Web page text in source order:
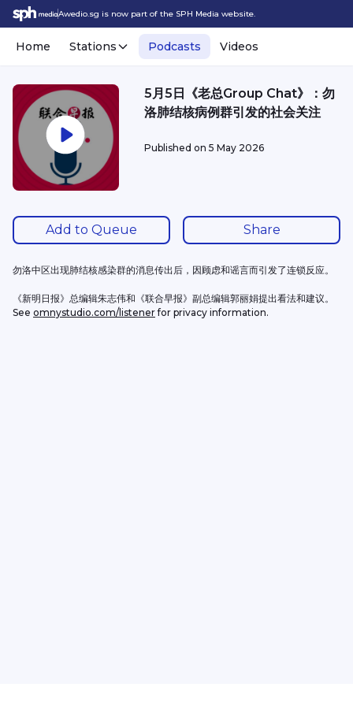
Awedio.sg is now part of the SPH Media website.
Home Stations Podcasts Videos
5月5日《老总Group Chat》：勿
洛肺结核病例群引发的社会关注
Published on 5 May 2026
Add to Queue Share
勿洛中区出现肺结核感染群的消息传出后，因顾虑和谣言而引发了连锁反应。
《新明日报》总编辑朱志伟和《联合早报》副总编辑郭丽娟提出看法和建议。
See omnystudio.com/listener for privacy information.